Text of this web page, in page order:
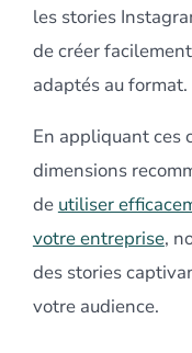
les stories
de créer
adaptés au format.
En appliquant ces
dimensions
de utiliser
votre entreprise,
des stories
votre audience.